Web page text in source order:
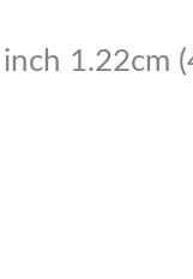
1.22cm